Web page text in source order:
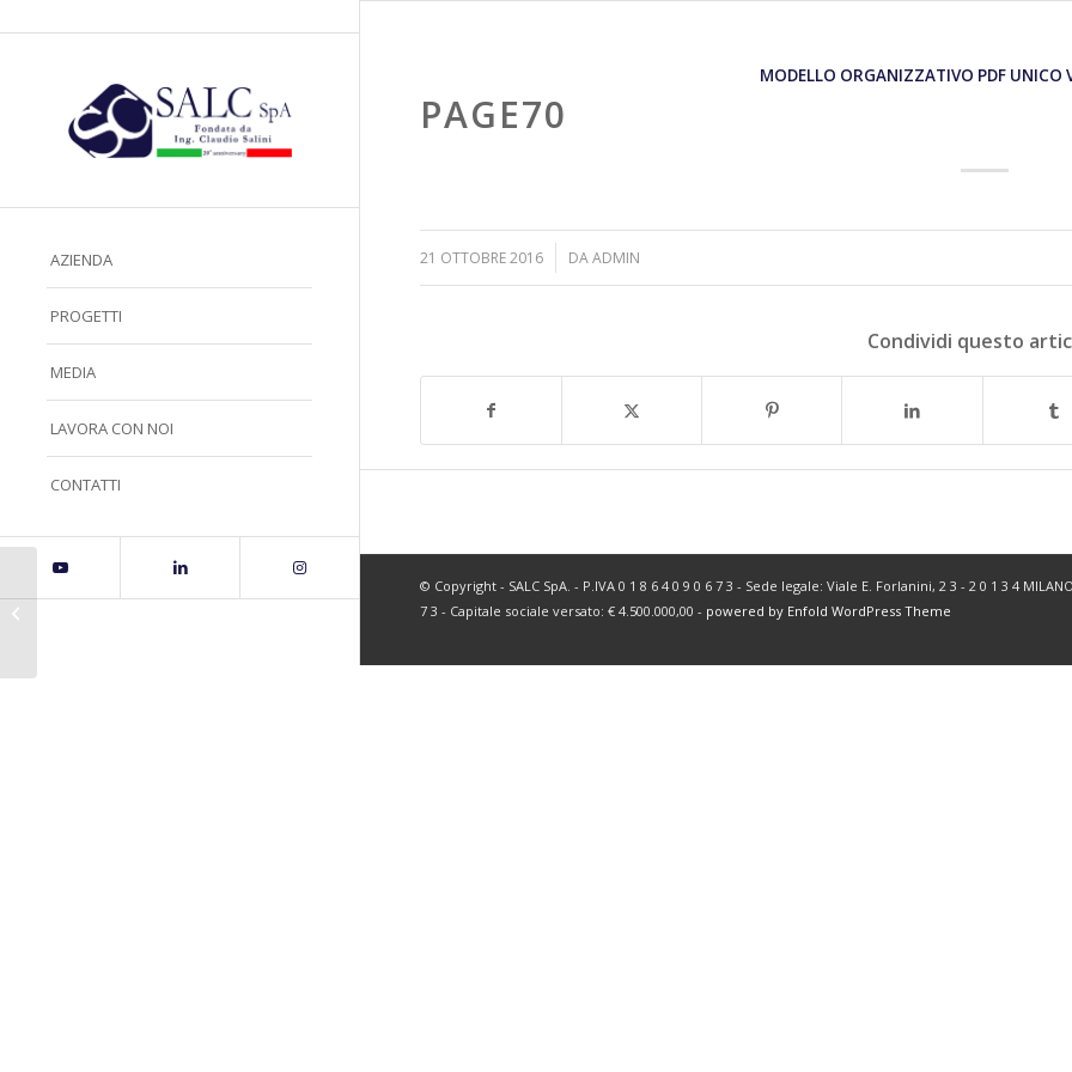
AZIENDA
PROGETTI
MEDIA
LAVORA CON NOI
CONTATTI
MODELLO ORGANIZZATIVO PDF UNICO
PAGE70
21 OTTOBRE 2016 DAADMIN
Condividi questo
© Copyright - SALC SpA. - P.IVA 0 1 8 6 4 0 9 0 6 7 3 - Sede legale: Viale E. Forlanini, 2 3 - 2 0 1 3 4
7 3 - Capitale sociale versato: € 4.500.000,00 - powered by Enfold WordPress Theme